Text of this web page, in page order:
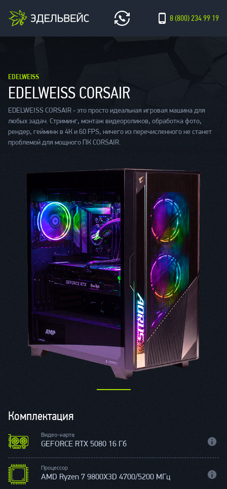
8 (800) 234 99 19
EDELWEISS
EDELWEISS CORSAIR
EDELWEISS CORSAIR - это просто идеальная игровая машина для
любых задач. Стриминг, монтаж видеороликов, обработка фото,
рендер, гейминк в 4К и 60 FPS, ничего из перечисленного не станет
проблемой для мощного ПК CORSAIR.
Комплектация
Видео-карта
GEFORCE RTX 5080 16 Гб
Процессор
AMD Ryzen 7 9800X3D 4700/5200 МГц